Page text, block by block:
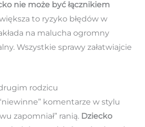
nie może być łącznikiem
to ryzyko błędów w
na malucha ogromny
Wszystkie sprawy załatwiajcie
rodzicu
komentarze w stylu
zapomniał” ranią. Dziecko